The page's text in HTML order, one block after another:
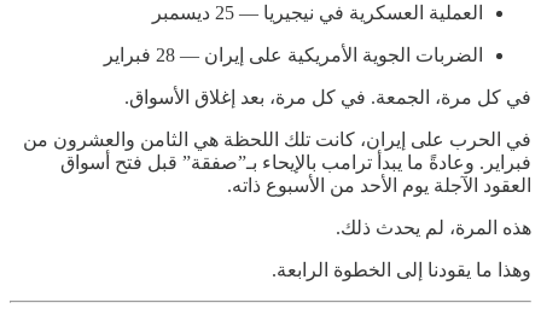
العملية العسكرية في نيجيريا — 25 ديسمبر
الضربات الجوية الأمريكية على إيران — 28 فبراير
في كل مرة، الجمعة. في كل مرة، بعد إغلاق الأسواق.
في الحرب على إيران، كانت تلك اللحظة هي الثامن والعشرون من
فبراير. وعادةً ما يبدأ ترامب بالإيحاء بـ”صفقة” قبل فتح أسواق
العقود الآجلة يوم الأحد من الأسبوع ذاته.
هذه المرة، لم يحدث ذلك.
وهذا ما يقودنا إلى الخطوة الرابعة.